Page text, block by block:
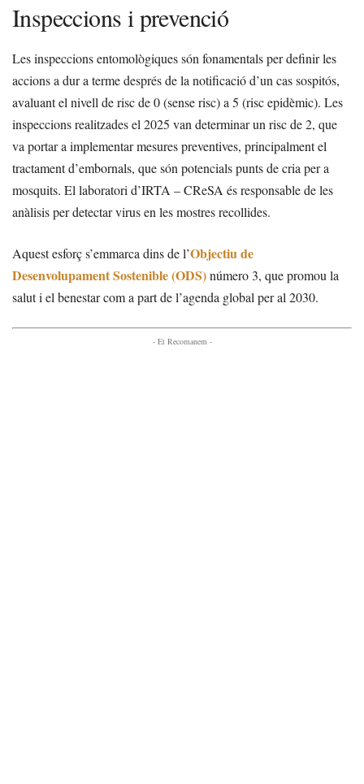
Inspeccions i prevenció
Les inspeccions entomològiques són fonamentals per definir les
accions a dur a terme després de la notificació d’un cas sospitós,
avaluant el nivell de risc de 0 (sense risc) a 5 (risc epidèmic). Les
inspeccions realitzades el 2025 van determinar un risc de 2, que
va portar a implementar mesures preventives, principalment el
tractament d’embornals, que són potencials punts de cria per a
mosquits. El laboratori d’IRTA – CReSA és responsable de les
anàlisis per detectar virus en les mostres recollides.
Aquest esforç s’emmarca dins de l’Objectiu de
Desenvolupament Sostenible (ODS)número 3, que promou la
salut i el benestar com a part de l’agenda global per al 2030.
- Et Recomanem -